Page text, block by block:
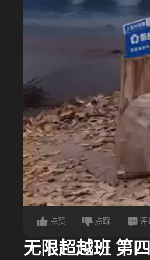
点赞 点踩 评
无限超越班 第